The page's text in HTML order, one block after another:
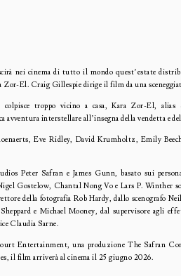
nei cinema di tutto il mondo quest’estate
El. Craig Gillespie dirige il film da una
colpisce troppo vicino a casa, Kara Zor-El,
avventura interstellare all’insegna della vendetta e
Eve Ridley, David Krumholtz, Emily
Peter Safran e James Gunn, basato sui
Nigel Gostelow, Chantal Nong Vo e Lars P.
della fotografia Rob Hardy, dallo scenografo
e Michael Mooney, dal supervisore agli
Claudia Sarne.
Entertainment, una produzione The Safran
il film arriverà al cinema il 25 giugno 2026.